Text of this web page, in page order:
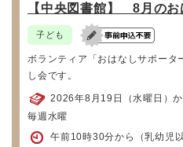
【中央図書館】 8月のお
子ども
ボランティア「おはなしサポータ
し会です。
2026年8月19日（水曜日）
毎週水曜
午前10時30分から（乳幼児以